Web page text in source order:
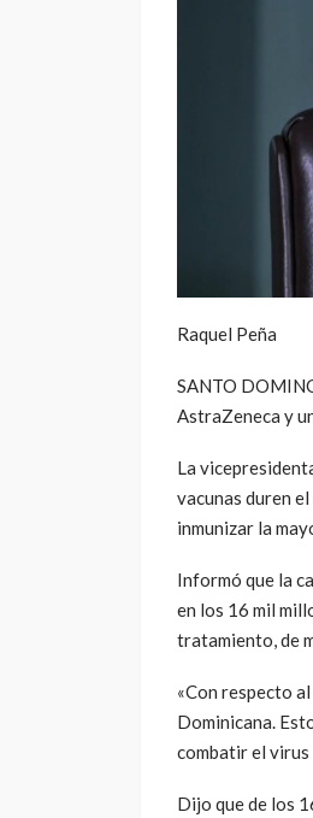
Raquel Peña
SANTO
AstraZeneca y
La
vacunas duren
inmunizar la
Informó que la
en los 16 mil
tratamiento, de
«Con respecto
Dominicana.
combatir el virus
Dijo que de los